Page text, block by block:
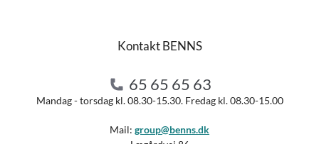
Kontakt BENNS
65 65 65 63
Mandag - torsdag kl. 08.30-15.30. Fredag kl. 08.30-15.00
Mail: group@benns.dk